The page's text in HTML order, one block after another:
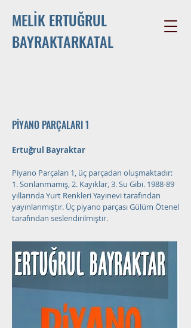
MELİK ERTUĞRUL
BAYRAKTARKATAL
PİYANO PARÇALARI 1
Ertuğrul Bayraktar
Piyano Parçaları 1, üç parçadan oluşmaktadır:
1. Sonlanmamış, 2. Kayıklar, 3. Su Gibi. 1988-89
yıllarında Yurt Renkleri Yayınevi tarafından
yayınlanmıştır. Üç piyano parçası Gülüm Ötenel
tarafından seslendirilmiştir.